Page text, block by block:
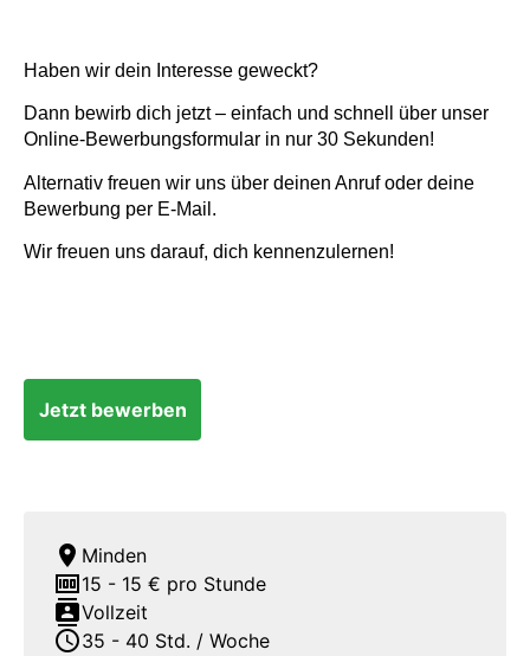
Haben wir dein Interesse geweckt?
Dann bewirb dich jetzt – einfach und schnell über unser
Online-Bewerbungsformular in nur 30 Sekunden!
Alternativ freuen wir uns über deinen Anruf oder deine
Bewerbung per E-Mail.
Wir freuen uns darauf, dich kennenzulernen!
Jetzt bewerben
location_on Minden
money15 - 15 € pro Stunde
contactsVollzeit
schedule35 - 40 Std. / Woche